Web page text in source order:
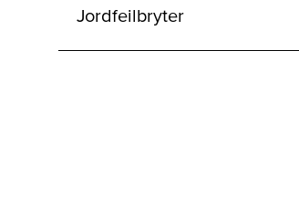
Jordfeilbryter